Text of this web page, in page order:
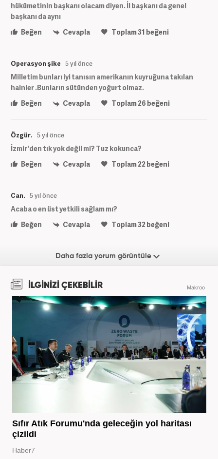
hükümetinin başkanı olacam diyen. İl başkanı da genel
başkanı da aynı
Beğen
Cevapla Toplam31 beğeni
Operasyon şike 5 yıl önce
Milletim bunları iyi tanısın amerikanın kuyruğuna takılan
hainler .Bunların sütünden yoğurt olmaz.
Beğen
Cevapla Toplam26 beğeni
Özgür. 5 yıl önce
İzmir'den tık yok değil mi? Tuz kokunca?
Beğen
Cevapla Toplam22 beğeni
Can. 5 yıl önce
Acaba o en üst yetkili sağlam mı?
Beğen
Cevapla Toplam32beğeni
Daha fazla yorum görüntüle
İLGİNİZİ ÇEKEBİLİR Makroo
Sıfır Atık Forumu'nda geleceğin yol haritası
çizildi
Haber7